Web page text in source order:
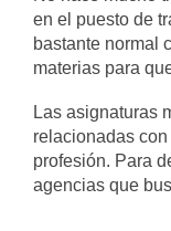
en el puesto de
bastante normal
materias para
Las asignaturas
relacionadas
profesión. Para
agencias que